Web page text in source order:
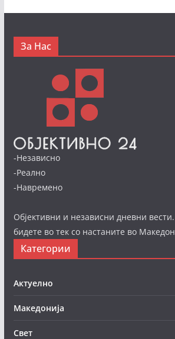
За Нас
-Независно
-Реално
-Навремено
Објективни и независни дневни
бидете во тек со настаните во
Категории
Актуелно
Македонија
Свет